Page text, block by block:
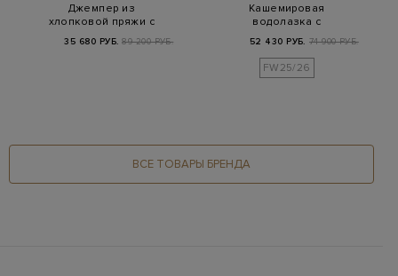
Джемпер из
хлопковой пряжи с
полупрозрачны…
35 680 РУБ. 89 200 РУБ.
Кашемировая
водолазка с
деталью Punt…
52 430 РУБ. 74 900 РУБ.
FW25/26
ВСЕ ТОВАРЫ БРЕНДА